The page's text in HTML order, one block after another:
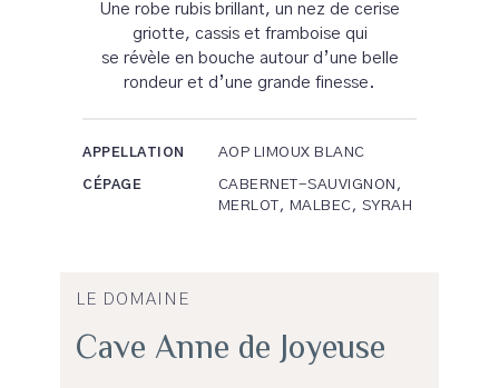
Une robe rubis brillant, un nez de cerise
griotte, cassis et framboise qui
se révèle en bouche autour d’une belle
rondeur et d’une grande finesse.
APPELLATION AOP LIMOUX BLANC
CÉPAGE
CABERNET-SAUVIGNON,
MERLOT, MALBEC, SYRAH
LE DOMAINE
Cave Anne de Joyeuse